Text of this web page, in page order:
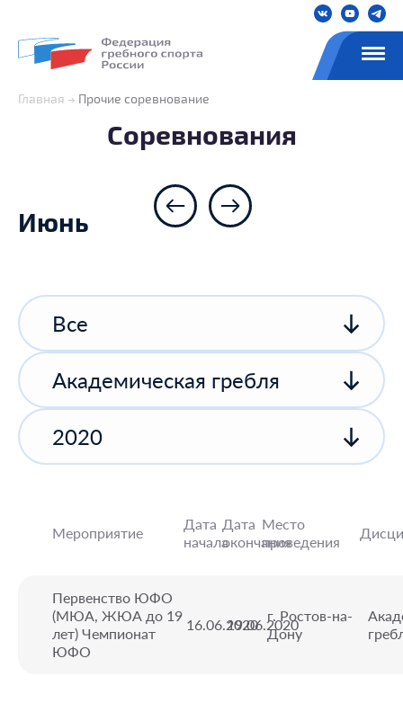
Главная Прочие соревнование
Соревнования
Июнь
Все
Академическая гребля
2020
Мероприятие
Дата
начала
Дата
окончания
Место
проведения
Первенство ЮФО
(МЮА, ЖЮА до 19
лет) Чемпионат
ЮФО
16.06.202019.06.2020
г. Ростов-на-
Дону